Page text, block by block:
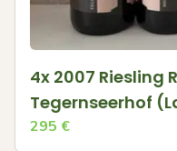
4x 2007 Riesling
Tegernseerhof
295 €